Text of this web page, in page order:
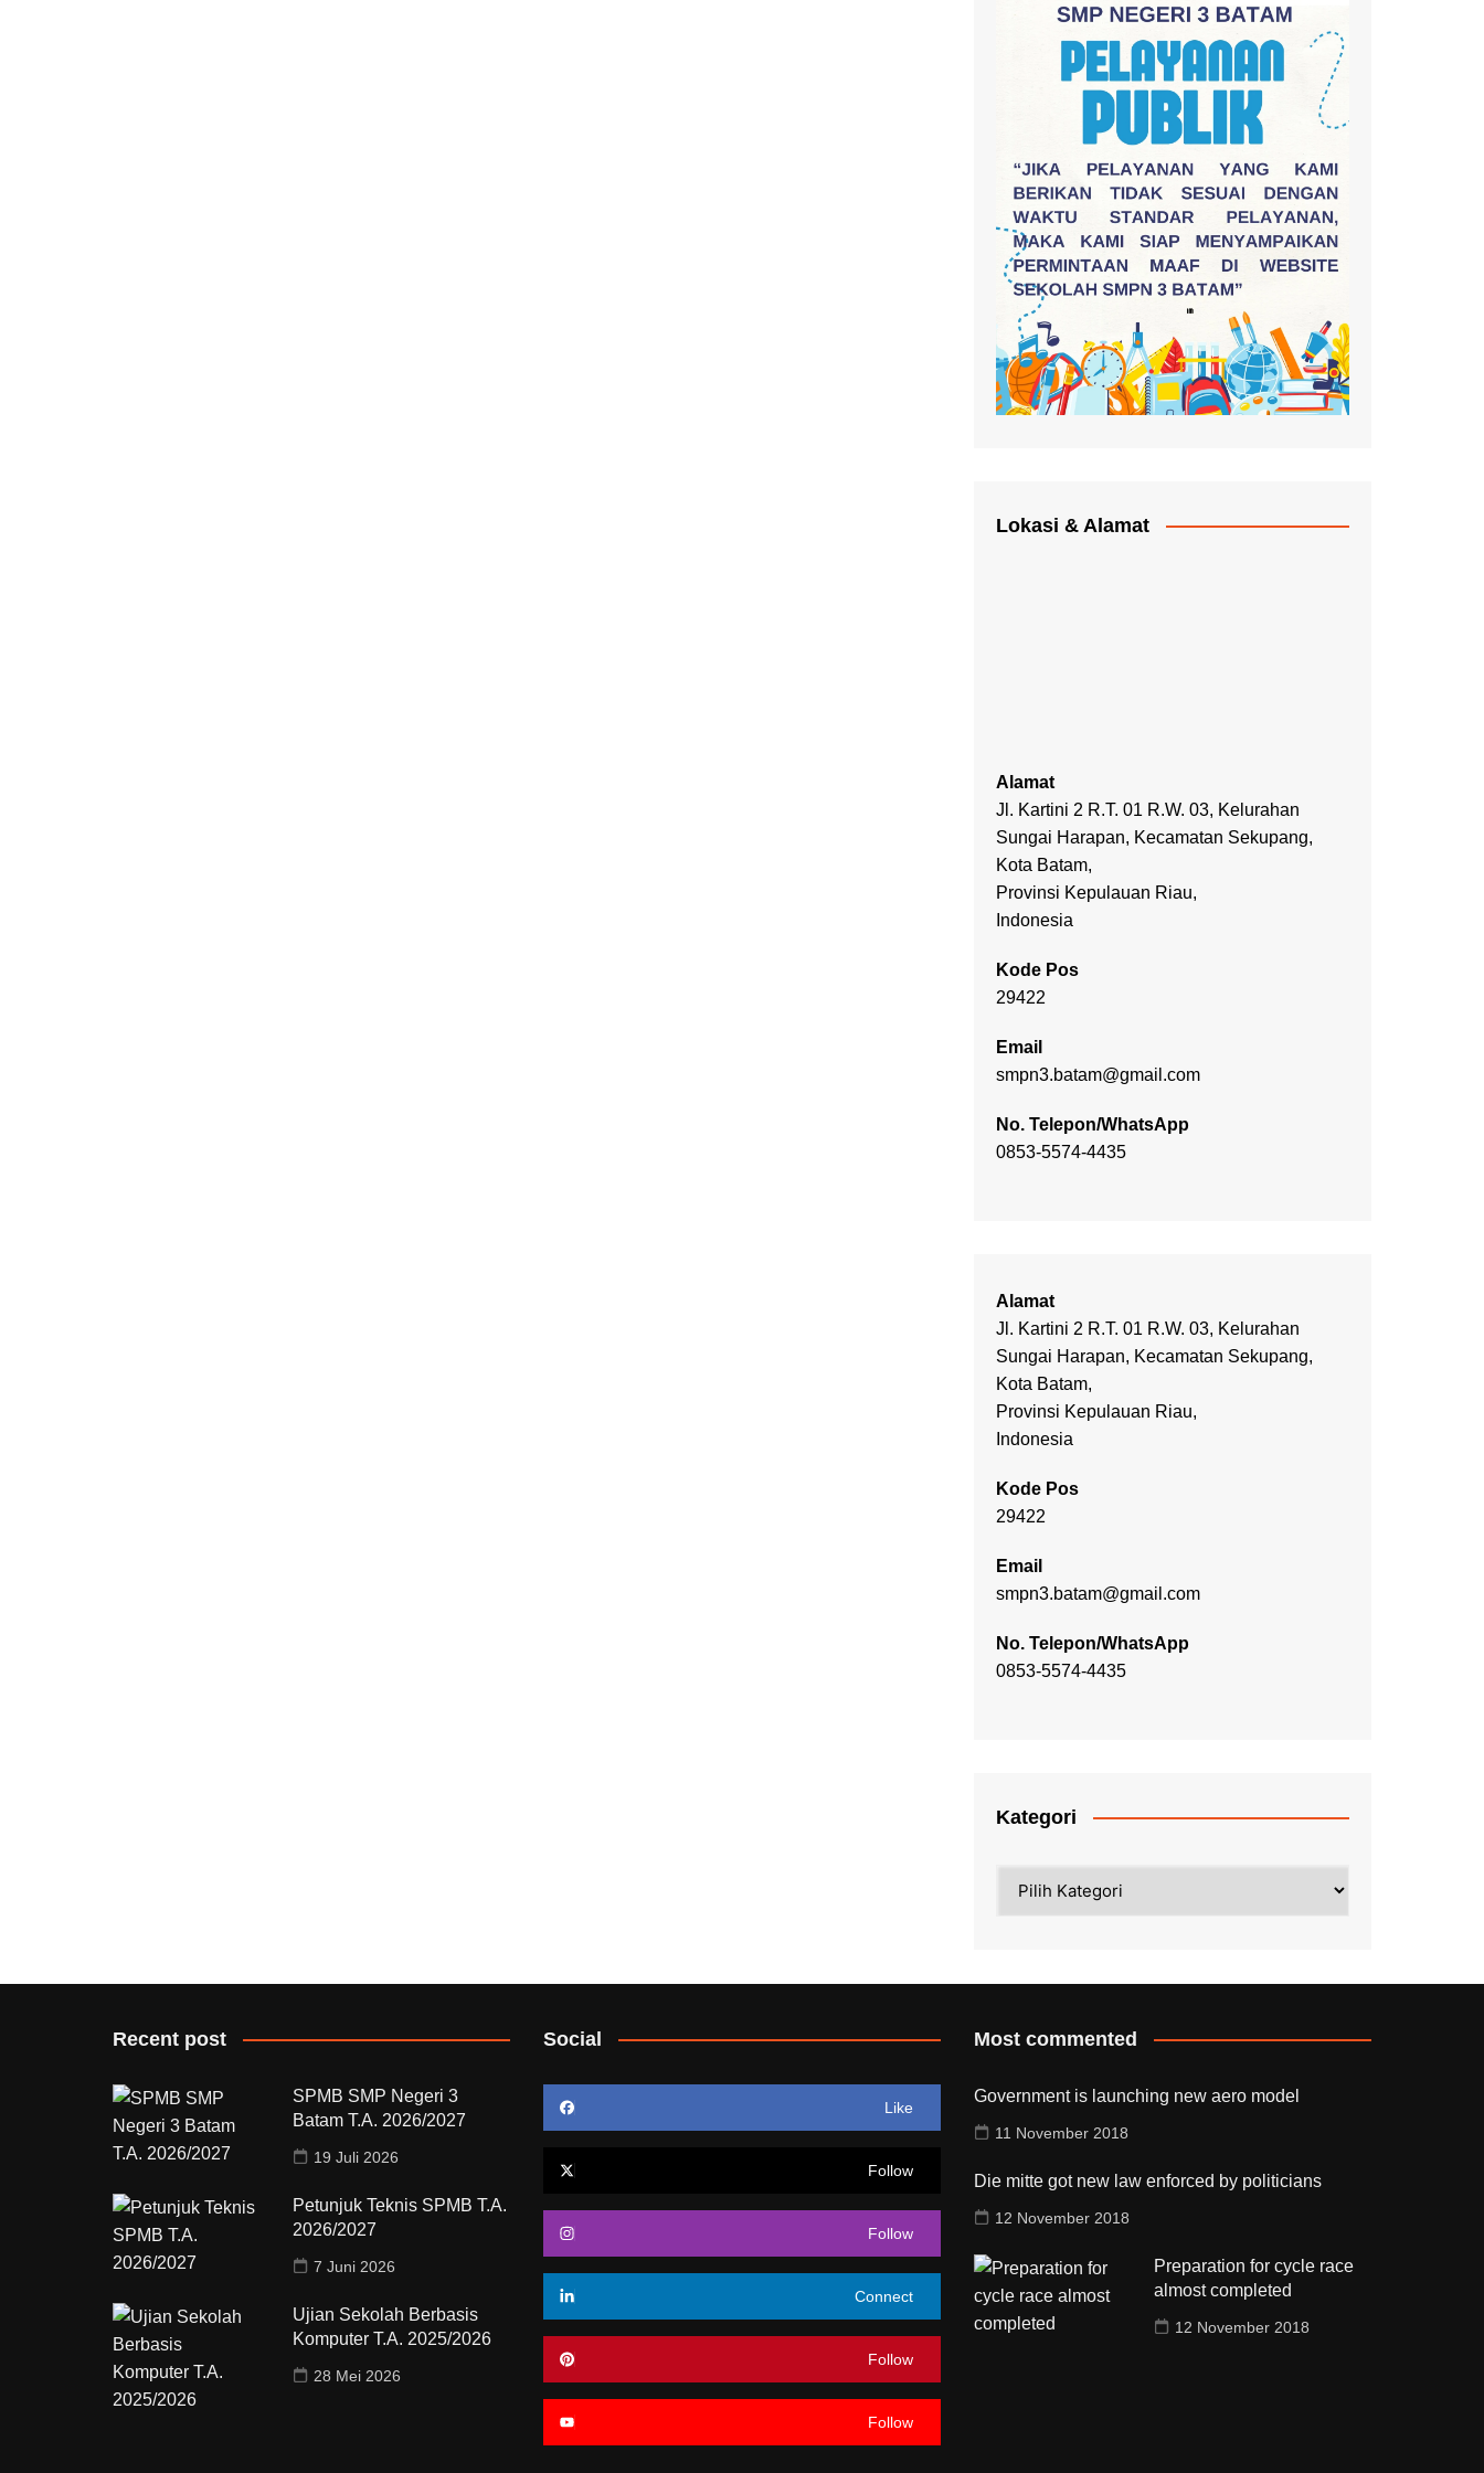
Lokasi & Alamat
Alamat
Jl. Kartini 2 R.T. 01 R.W. 03, Kelurahan
Sungai Harapan, Kecamatan Sekupang,
Kota Batam,
Provinsi Kepulauan Riau,
Indonesia
Kode Pos
29422
Email
smpn3.batam@gmail.com
No. Telepon/WhatsApp
0853-5574-4435
Alamat
Jl. Kartini 2 R.T. 01 R.W. 03, Kelurahan
Sungai Harapan, Kecamatan Sekupang,
Kota Batam,
Provinsi Kepulauan Riau,
Indonesia
Kode Pos
29422
Email
smpn3.batam@gmail.com
No. Telepon/WhatsApp
0853-5574-4435
Kategori
Recent post
SPMB SMP Negeri 3
Batam T.A. 2026/2027
19 Juli 2026
Petunjuk Teknis SPMB T.A.
2026/2027
7 Juni 2026
Ujian Sekolah Berbasis
Komputer T.A. 2025/2026
28 Mei 2026
Social
Like
Follow
Follow
Connect
Follow
Follow
Most commented
Government is launching new aero model
11 November 2018
Die mitte got new law enforced by politicians
12 November 2018
Preparation for cycle race
almost completed
12 November 2018